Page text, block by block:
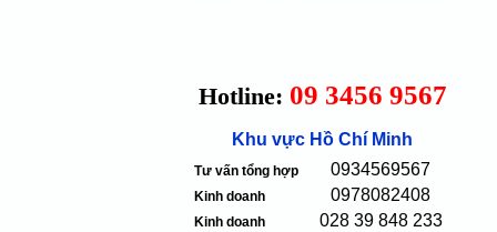
Hotline: 09 3456 9567
Khu vực Hồ Chí Minh
Tư vấn tổng hợp 0934569567
Kinh doanh 0978082408
Kinh doanh 028 39 848 233